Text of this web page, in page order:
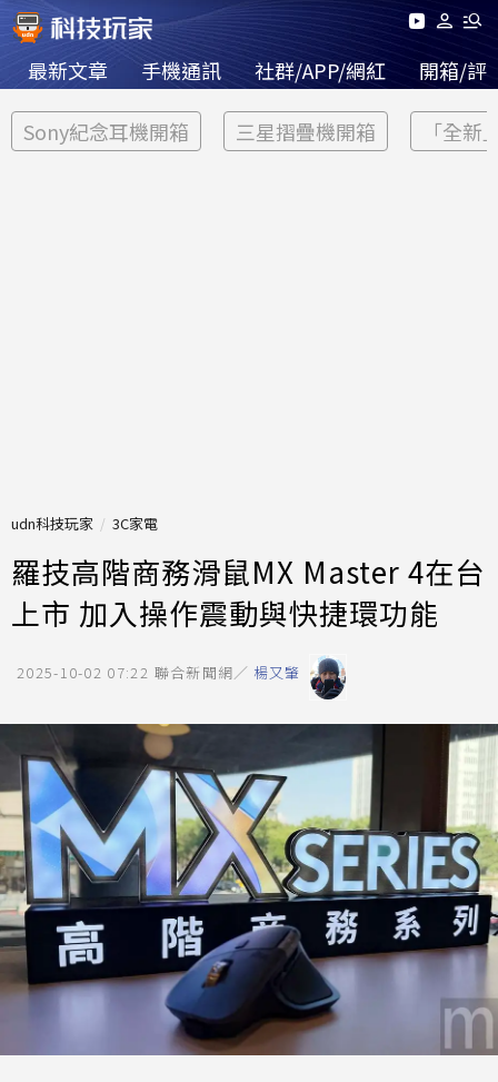
最新文章 手機通訊 社群/APP/網紅 開箱/評
Sony紀念耳機開箱 三星摺疊機開箱 「全新
udn科技玩家 3C家電
羅技高階商務滑鼠MX Master 4在台
上市 加入操作震動與快捷環功能
2025-10-02 07:22 聯合新聞網／ 楊又肇